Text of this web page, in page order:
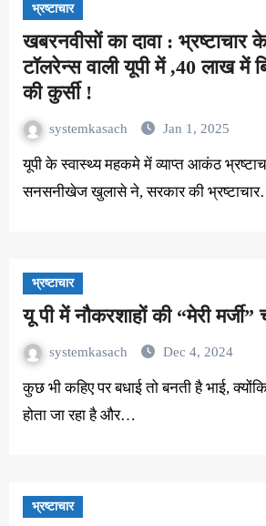
भ्रष्टाचार
खबरनवीसों का दावा : भ्रष्टाचार
टॉलरेन्स वाली यूपी में ,40 लाख में
की कुर्सी !
systemkasach Jan 1, 2025
यूपी के स्वास्थ्य महकमे में व्याप्त आकंठ भ्रष्टाचार को लेकर हुए एक
सनसनीखेज खुलासे ने, सरकार की
भ्रष्टाचार
यू पी में नौकरशाहों की “मेरी
systemkasach Dec 4, 2024
कुछ भी कहिए पर बधाई तो बनती है भाई, क्योंकि हमारा देश भगवामय
होता जा रहा है और…
भ्रष्टाचार